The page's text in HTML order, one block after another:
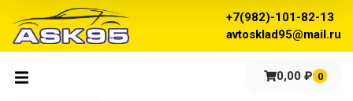
+7(982)-101-82-13
avtosklad95@mail.ru
0,00 ₽ 0